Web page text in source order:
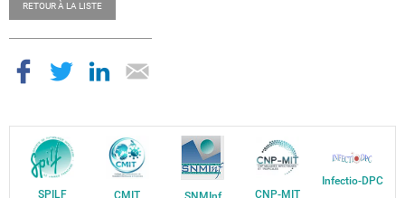
RETOUR À LA LISTE
SPILF CNP-MIT
Infectio-DPC